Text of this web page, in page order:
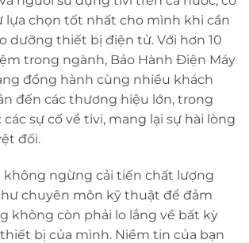
lựa chọn tốt nhất cho mình khi cần
dưỡng thiết bị điện tử. Với hơn 10
trong ngành, Bảo Hành Điện Máy
đồng hành cùng nhiều khách
đến các thương hiệu lớn, trong
sự cố về tivi, mang lại sự hài lòng
đối.
không ngừng cải tiến chất lượng
chuyên môn kỹ thuật để đảm
không còn phải lo lắng về bất kỳ
bị của mình. Niềm tin của bạn